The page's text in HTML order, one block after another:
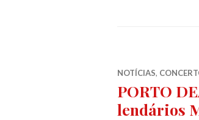
NOTÍCIAS,
PORTO
lendários